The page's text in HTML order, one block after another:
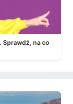
Sprawdź, na co